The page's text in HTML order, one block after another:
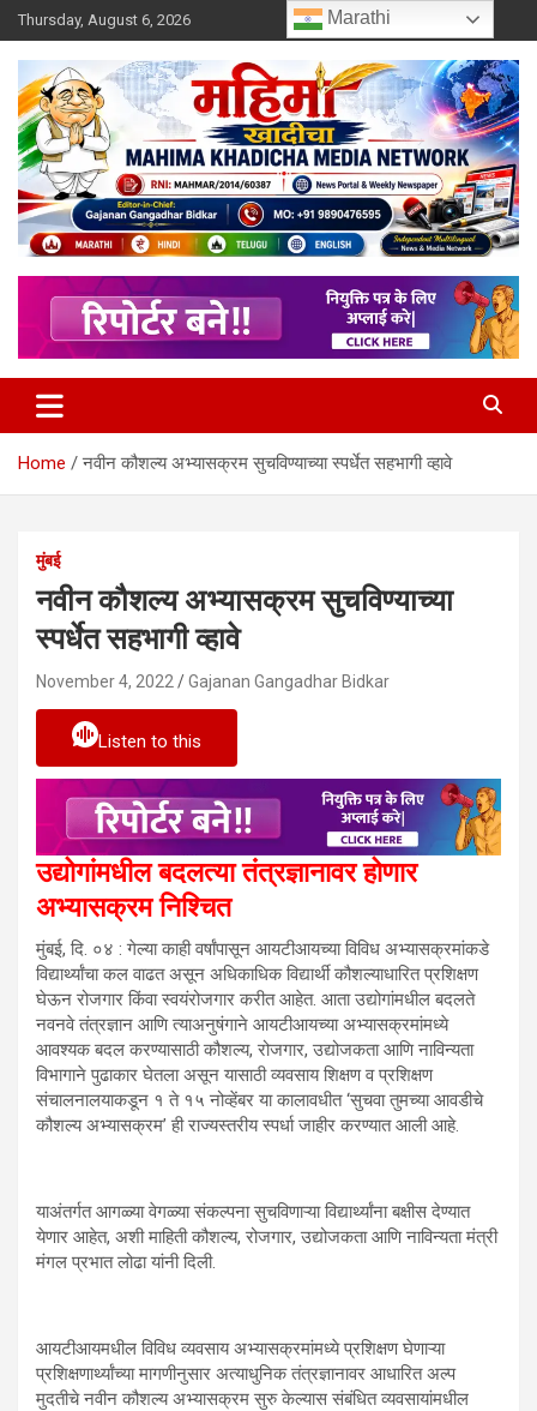
Skip
to
content
Thursday, August 6, 2026
Mahimakhadicha
Home नवीन कौशल्य अभ्यासक्रम सुचविण्याच्या स्पर्धेत सहभागी व्हावे
मुंबई
नवीन कौशल्य अभ्यासक्रम सुचविण्याच्या
स्पर्धेत सहभागी व्हावे
November 4, 2022 Gajanan Gangadhar Bidkar
Listen to this
उद्योगांमधील बदलत्या तंत्रज्ञानावर होणार
अभ्यासक्रम निश्चित
मुंबई, दि. ०४ : गेल्या काही वर्षांपासून आयटीआयच्या विविध अभ्यासक्रमांकडे
विद्यार्थ्यांचा कल वाढत असून अधिकाधिक विद्यार्थी कौशल्याधारित प्रशिक्षण
घेऊन रोजगार किंवा स्वयंरोजगार करीत आहेत. आता उद्योगांमधील बदलते
नवनवे तंत्रज्ञान आणि त्याअनुषंगाने आयटीआयच्या अभ्यासक्रमांमध्ये
आवश्यक बदल करण्यासाठी कौशल्य, रोजगार, उद्योजकता आणि नाविन्यता
विभागाने पुढाकार घेतला असून यासाठी व्यवसाय शिक्षण व प्रशिक्षण
संचालनालयाकडून १ ते १५ नोव्हेंबर या कालावधीत ‘सुचवा तुमच्या आवडीचे
कौशल्य अभ्यासक्रम’ ही राज्यस्तरीय स्पर्धा जाहीर करण्यात आली आहे.
याअंतर्गत आगळ्या वेगळ्या संकल्पना सुचविणाऱ्या विद्यार्थ्यांना बक्षीस देण्यात
येणार आहेत, अशी माहिती कौशल्य, रोजगार, उद्योजकता आणि नाविन्यता मंत्री
मंगल प्रभात लोढा यांनी दिली.
आयटीआयमधील विविध व्यवसाय अभ्यासक्रमांमध्ये प्रशिक्षण घेणाऱ्या
प्रशिक्षणार्थ्यांच्या मागणीनुसार अत्याधुनिक तंत्रज्ञानावर आधारित अल्प
मुदतीचे नवीन कौशल्य अभ्यासक्रम सुरु केल्यास संबंधित व्यवसायांमधील
Marathi